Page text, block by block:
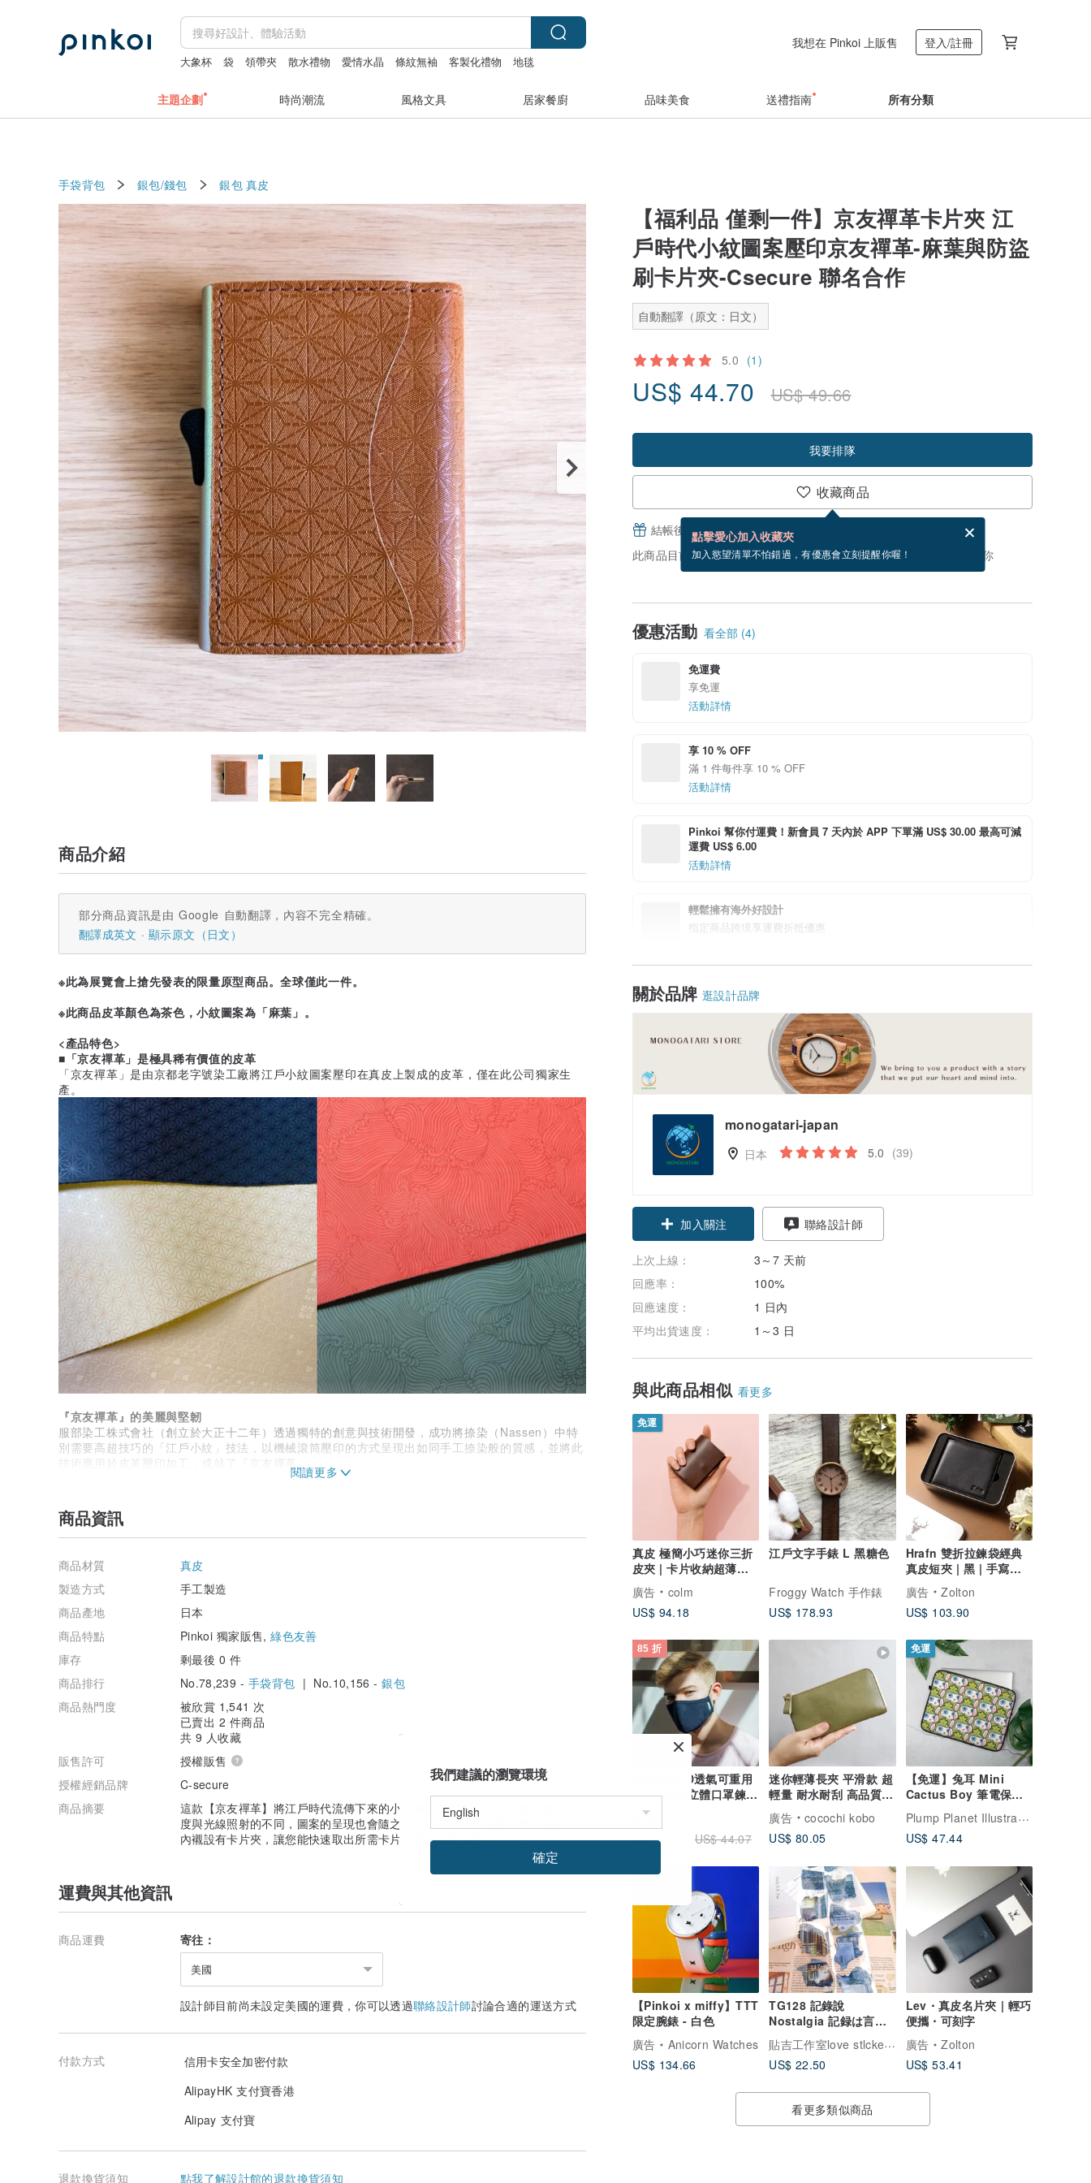
大象杯 袋 領帶夾 散水禮物 愛情水晶 條紋無袖 客製化禮物 地毯
我想在 Pinkoi 上販售 登入/註冊
主題企劃 時尚潮流 風格文具 居家餐廚 品味美食 送禮指南 所有分類
手袋背包 銀包/錢包 銀包 真皮
【福利品 僅剩一件】京友禪革卡片夾 江
戶時代小紋圖案壓印京友禪革-麻葉與防盜
刷卡片夾-Csecure 聯名合作
自動翻譯（原文：日文）
5.0 (1)
US$ 44.70 US$49.66
我要排隊
收藏商品
點擊愛心加入收藏夾
加入慾望清單不怕錯過，有優惠會立刻提醒你喔！
結帳後填寫並分享，免費幫你寄送電子賀卡。
電子賀卡是什麼？
此商品目前沒現貨，你可以按「我要排隊」，當有貨會主動發信通知你
優惠活動 看全部 (4)
免運費
享免運
活動詳情
享 10 % OFF
滿 1 件每件享 10 % OFF
活動詳情
Pinkoi 幫你付運費！新會員 7 天內於 APP 下單滿 US$ 30.00 最高可減
運費 US$ 6.00
活動詳情
輕鬆擁有海外好設計
指定商品跨境享運費折抵優惠
關於品牌 逛設計品牌
monogatari-japan
日本 5.0 (39)
加入關注 聯絡設計師
上次上線：
3～7 天前
回應率：
100%
回應速度：
1 日內
平均出貨速度：
1～3 日
與此商品相似 看更多
免運
真皮 極簡小巧迷你三折
皮夾 | 卡片收納超薄短
夾 | 植鞣革
廣告
colm
US$ 94.18
江戶文字手錶 L 黑糖色
Froggy Watch 手作錶
US$ 178.93
Hrafn 雙折拉鍊袋經典
真皮短夾 | 黑 | 手寫刻
字可
廣告
Zolton
US$ 103.90
85 折
最暢銷款3D透氣可重用
可洗125次立體口罩鍊口
罩掛繩口
NanoFit
US$ 37.46
US$ 44.07
迷你輕薄長夾 平滑款 超
輕量 耐水耐刮 高品質
日本製 人工皮革
廣告
cocochi kobo
US$ 80.05
免運
【免運】兔耳 Mini
Cactus Boy 筆電保護
套 - 適合13寸15寸
Plump Planet Illustration
US$ 47.44
免運
【Pinkoi x miffy】TTT
限定腕錶 - 白色
廣告
Anicorn Watches
US$ 134.66
TG128 記錄說
Nostalgia 記録は言う /
裝飾膠帶
貼吉工作室love stlcker studlo 1010
US$ 22.50
Lev・真皮名片夾 | 輕巧
便攜・可刻字
廣告
Zolton
US$ 53.41
看更多類似商品
商品介紹
部分商品資訊是由 Google 自動翻譯，內容不完全精確。
翻譯成英文
顯示原文（日文）
※此為展覽會上搶先發表的限量原型商品。全球僅此一件。
※此商品皮革顏色為茶色，小紋圖案為「麻葉」。
<產品特色>
■「京友禪革」是極具稀有價值的皮革
「京友禪革」是由京都老字號染工廠將江戶小紋圖案壓印在真皮上製成的皮革，僅在此公司獨家生
產。
『京友禪革』的美麗與堅韌
服部染工株式會社（創立於大正十二年）透過獨特的創意與技術開發，成功將捺染（Nassen）中特
別需要高超技巧的「江戶小紋」技法，以機械滾筒壓印的方式呈現出如同手工捺染般的質感，並將此
技術應用於皮革壓印加工，成就了『京友禪革』。
這是日本自古流傳下來的歷史悠久的染織技法，廣泛用於友禪染與型友禪。此技法是將染料溶解於糊
狀物中，再以色糊在布料上印製圖案。
「江戶小紋」以其細緻、纖細的單色染色紋樣，被譽為「彷彿素色一般」，能欣賞到其獨特且富有變
化的表情。
此款卡片夾在全球累計銷售已超過200萬個，讓您安心使用。
商品資訊
商品材質
真皮
製造方式
手工製造
商品產地
日本
商品特點
Pinkoi 獨家販售,綠色友善
庫存
剩最後 0 件
商品排行
No.78,239 - 手袋背包 | No.10,156 -銀包
商品熱門度
被欣賞 1,541 次
已賣出 2 件商品
共 9 人收藏
販售許可
授權販售
授權經銷品牌
C-secure
商品摘要
這款【京友禪革】將江戶時代流傳下來的小紋圖案壓印在皮革上，隨著觀看角
度與光線照射的不同，圖案的呈現也會隨之變化，是您不容錯過的獨特逸品。
內襯設有卡片夾，讓您能快速取出所需卡片，實現俐落的無現金支付。
運費與其他資訊
商品運費 寄往：
美國
設計師目前尚未設定美國的運費，你可以透過聯絡設計師討論合適的運送方式
付款方式
信用卡安全加密付款
AlipayHK 支付寶香港
Alipay 支付寶
退款換貨須知 點我了解設計館的退款換貨須知
我們建議的瀏覽環境
確定